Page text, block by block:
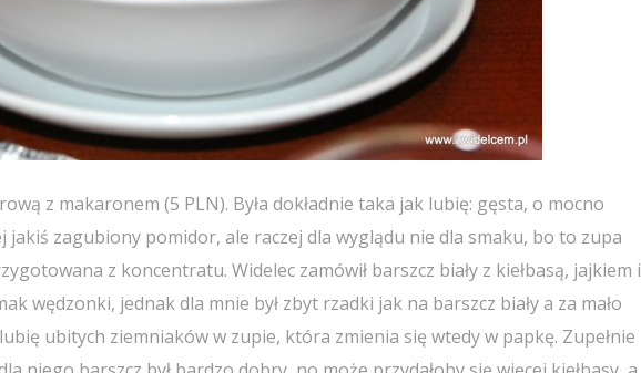
z makaronem (5 PLN). Była dokładnie taka jak lubię: gęsta, o mocno
jakiś zagubiony pomidor, ale raczej dla wyglądu nie dla smaku, bo to zupa
z koncentratu. Widelec zamówił barszcz biały z kiełbasą, jajkiem i
wędzonki, jednak dla mnie był zbyt rzadki jak na barszcz biały a za mało
ubitych ziemniaków w zupie, która zmienia się wtedy w papkę. Zupełnie